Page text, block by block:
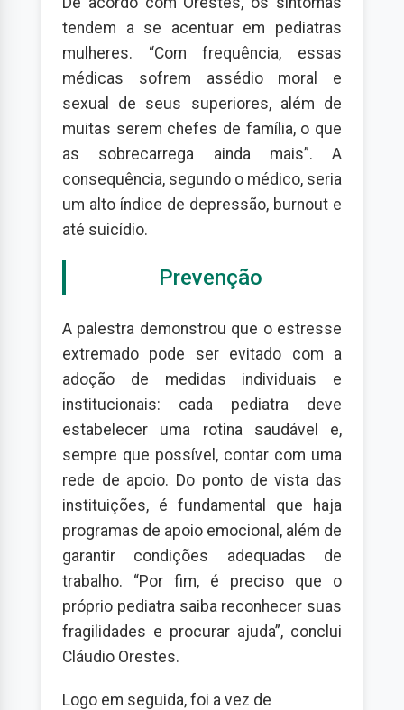
tendem a se acentuar em pediatras
mulheres. “Com frequência, essas
médicas sofrem assédio moral e
sexual de seus superiores, além de
muitas serem chefes de família, o que
as sobrecarrega ainda mais”. A
consequência, segundo o médico, seria
um alto índice de depressão, burnout e
até suicídio.
Prevenção
A palestra demonstrou que o estresse
extremado pode ser evitado com a
adoção de medidas individuais e
institucionais: cada pediatra deve
estabelecer uma rotina saudável e,
sempre que possível, contar com uma
rede de apoio. Do ponto de vista das
instituições, é fundamental que haja
programas de apoio emocional, além de
garantir condições adequadas de
trabalho. “Por fim, é preciso que o
próprio pediatra saiba reconhecer suas
fragilidades e procurar ajuda”, conclui
Cláudio Orestes.
Logo em seguida, foi a vez de